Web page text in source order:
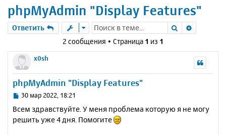
phpMyAdmin "Display Features"
Ответить Поиск
2 сообщения • Страница 1 из 1
x0sh
phpMyAdmin "Display Features"
С
о
б
30 мар 2022, 18:21
Всем здравствуйте. У меня проблема которую я не могу
решить уже 4 дня. Помогите